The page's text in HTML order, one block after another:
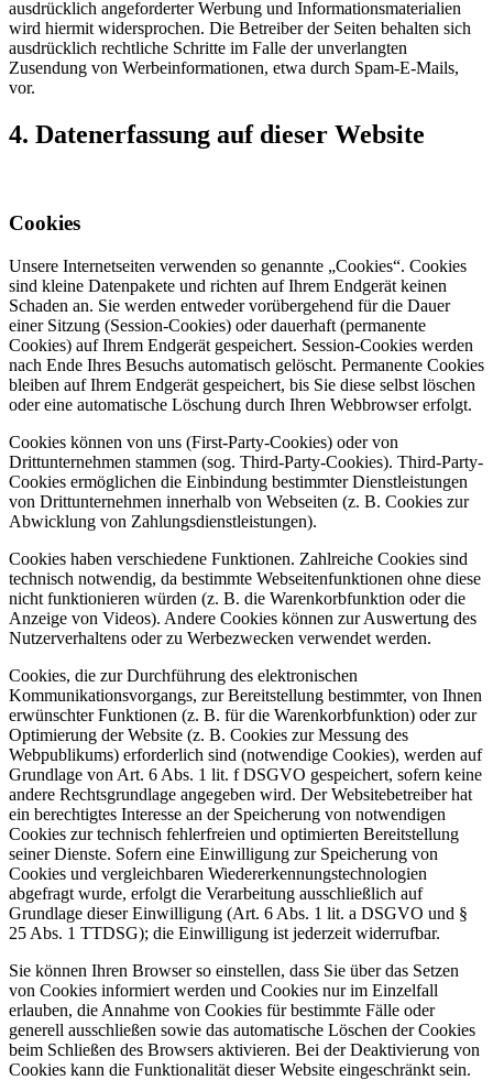
ausdrücklich angeforderter Werbung und Informationsmaterialien
wird hiermit widersprochen. Die Betreiber der Seiten behalten sich
ausdrücklich rechtliche Schritte im Falle der unverlangten
Zusendung von Werbeinformationen, etwa durch Spam-E-Mails,
vor.
4. Datenerfassung auf dieser Website
Cookies
Unsere Internetseiten verwenden so genannte „Cookies“. Cookies
sind kleine Datenpakete und richten auf Ihrem Endgerät keinen
Schaden an. Sie werden entweder vorübergehend für die Dauer
einer Sitzung (Session-Cookies) oder dauerhaft (permanente
Cookies) auf Ihrem Endgerät gespeichert. Session-Cookies werden
nach Ende Ihres Besuchs automatisch gelöscht. Permanente Cookies
bleiben auf Ihrem Endgerät gespeichert, bis Sie diese selbst löschen
oder eine automatische Löschung durch Ihren Webbrowser erfolgt.
Cookies können von uns (First-Party-Cookies) oder von
Drittunternehmen stammen (sog. Third-Party-Cookies). Third-Party-
Cookies ermöglichen die Einbindung bestimmter Dienstleistungen
von Drittunternehmen innerhalb von Webseiten (z. B. Cookies zur
Abwicklung von Zahlungsdienstleistungen).
Cookies haben verschiedene Funktionen. Zahlreiche Cookies sind
technisch notwendig, da bestimmte Webseitenfunktionen ohne diese
nicht funktionieren würden (z. B. die Warenkorbfunktion oder die
Anzeige von Videos). Andere Cookies können zur Auswertung des
Nutzerverhaltens oder zu Werbezwecken verwendet werden.
Cookies, die zur Durchführung des elektronischen
Kommunikationsvorgangs, zur Bereitstellung bestimmter, von Ihnen
erwünschter Funktionen (z. B. für die Warenkorbfunktion) oder zur
Optimierung der Website (z. B. Cookies zur Messung des
Webpublikums) erforderlich sind (notwendige Cookies), werden auf
Grundlage von Art. 6 Abs. 1 lit. f DSGVO gespeichert, sofern keine
andere Rechtsgrundlage angegeben wird. Der Websitebetreiber hat
ein berechtigtes Interesse an der Speicherung von notwendigen
Cookies zur technisch fehlerfreien und optimierten Bereitstellung
seiner Dienste. Sofern eine Einwilligung zur Speicherung von
Cookies und vergleichbaren Wiedererkennungstechnologien
abgefragt wurde, erfolgt die Verarbeitung ausschließlich auf
Grundlage dieser Einwilligung (Art. 6 Abs. 1 lit. a DSGVO und §
25 Abs. 1 TTDSG); die Einwilligung ist jederzeit widerrufbar.
Sie können Ihren Browser so einstellen, dass Sie über das Setzen
von Cookies informiert werden und Cookies nur im Einzelfall
erlauben, die Annahme von Cookies für bestimmte Fälle oder
generell ausschließen sowie das automatische Löschen der Cookies
beim Schließen des Browsers aktivieren. Bei der Deaktivierung von
Cookies kann die Funktionalität dieser Website eingeschränkt sein.